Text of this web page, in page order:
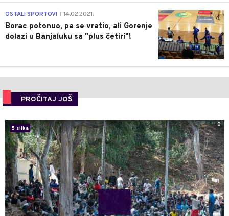
3
OSTALI SPORTOVI 14.02.2021.
Borac potonuo, pa se vratio, ali Gorenje
dolazi u Banjaluku sa "plus četiri"!
PROČITAJ JOŠ
5 slika
0